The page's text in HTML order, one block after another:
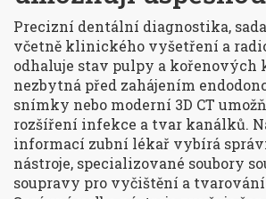
Precizní dentální diagnostika,
včetně klinického vyšetření a
odhaluje stav pulpy a kořenových
nezbytná před zahájením
snímky nebo moderní 3D CT
rozšíření infekce a tvar kanálků.
informací zubní lékař vybírá
nástroje, specializované soubory
soupravy pro vyčištění a